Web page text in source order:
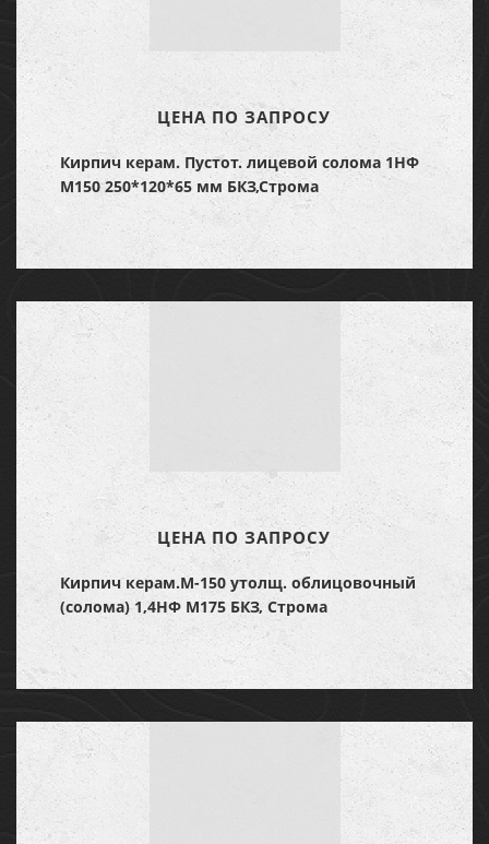
ЦЕНА ПО ЗАПРОСУ
Кирпич керам. Пустот. лицевой солома 1НФ
М150 250*120*65 мм БКЗ,Строма
ЦЕНА ПО ЗАПРОСУ
Кирпич керам.М-150 утолщ. облицовочный
(солома) 1,4НФ М175 БКЗ, Строма